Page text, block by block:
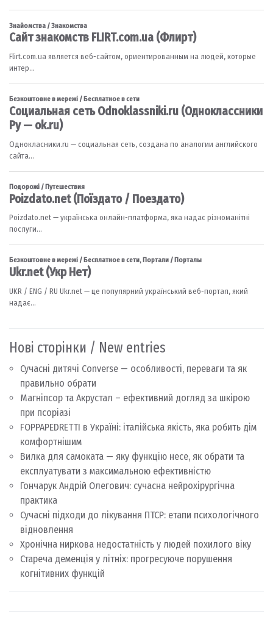
Нові сторінки / New entries
Сучасні дитячі Converse — особливості, переваги та як
правильно обрати
Магніпсор та Акрустал – ефективний догляд за шкірою
при псоріазі
FOPPAPEDRETTI в Україні: італійська якість, яка робить дім
комфортнішим
Вилка для самоката — яку функцію несе, як обрати та
експлуатувати з максимальною ефективністю
Гончарук Андрій Олегович: сучасна нейрохірургічна
практика
Сучасні підходи до лікування ПТСР: етапи психологічного
відновлення
Хронічна ниркова недостатність у людей похилого віку
Стареча деменція у літніх: прогресуюче порушення
когнітивних функцій